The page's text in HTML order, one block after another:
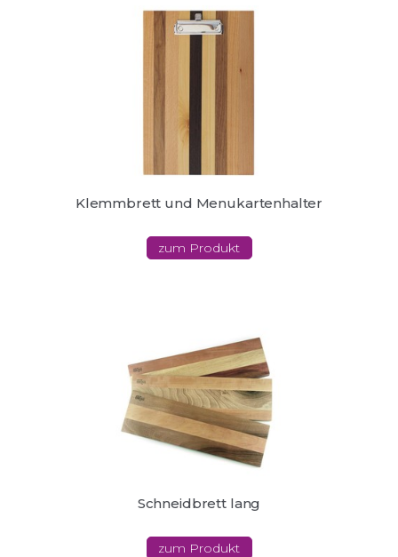
Klemmbrett und Menukartenhalter
zum Produkt
Schneidbrett lang
zum Produkt